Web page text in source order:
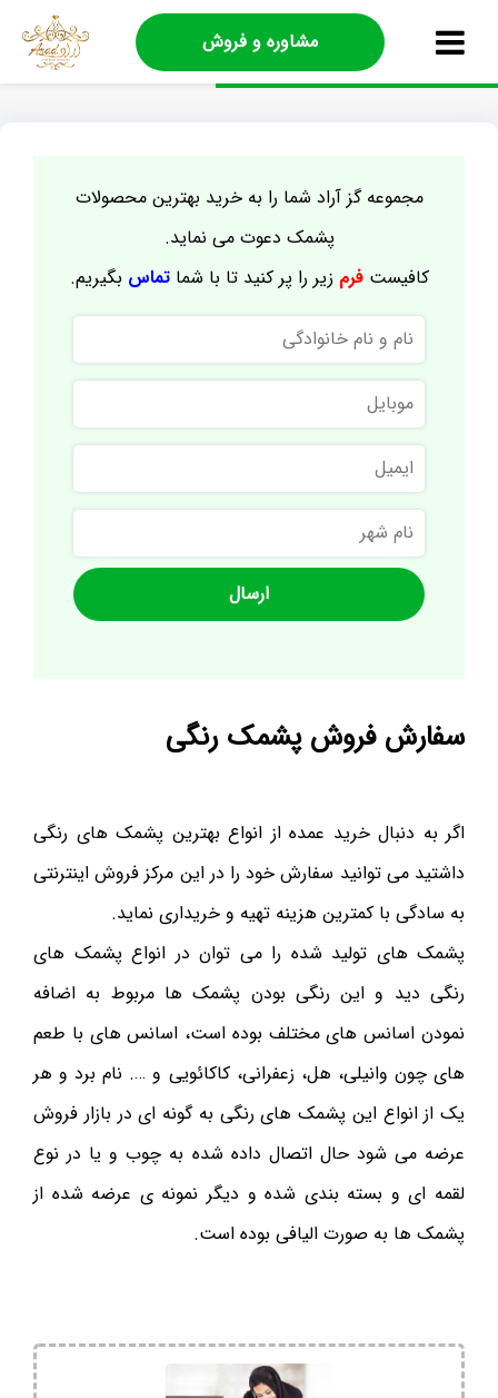
مشاوره و فروش
مجموعه گز آراد شما را به خرید بهترین محصولات
پشمک دعوت می نماید.
کافیستفرم زیر را پر کنید تا با شماتماس بگیریم.
نام
و
نام
خانوادگی
موبایل
ایمیل
نام
شهر
سفارش فروش پشمک رنگی
اگر به دنبال خرید عمده از انواع بهترین پشمک های رنگی
داشتید می توانید سفارش خود را در این مرکز فروش اینترنتی
به سادگی با کمترین هزینه تهیه و خریداری نماید.
پشمک های تولید شده را می توان در انواع پشمک های
رنگی دید و این رنگی بودن پشمک ها مربوط به اضافه
نمودن اسانس های مختلف بوده است، اسانس های با طعم
های چون وانیلی، هل، زعفرانی، کاکائویی و …. نام برد و هر
یک از انواع این پشمک های رنگی به گونه ای در بازار فروش
عرضه می شود حال اتصال داده شده به چوب و یا در نوع
لقمه ای و بسته بندی شده و دیگر نمونه ی عرضه شده از
پشمک ها به صورت الیافی بوده است.